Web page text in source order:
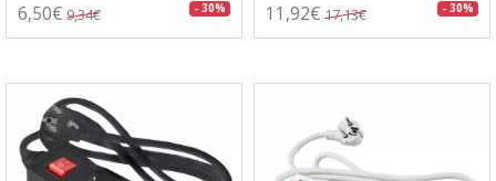
6,50€ 9,34€ - 30% 11,92€ 17,13€ - 30%